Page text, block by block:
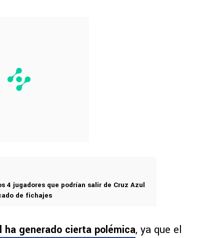
4 jugadores que podrían salir de Cruz Azul
de fichajes
generado cierta polémica, ya que el